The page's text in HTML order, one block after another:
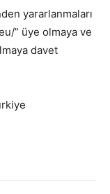
yararlanmaları
” üye olmaya ve
davet